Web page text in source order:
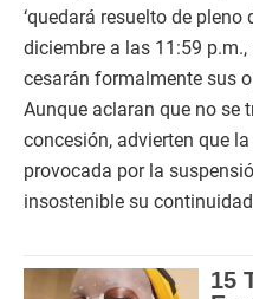
‘quedará resuelto de pleno
diciembre a las 11:59
cesarán formalmente sus
Aunque aclaran que no se
concesión, advierten que
provocada por la
insostenible su